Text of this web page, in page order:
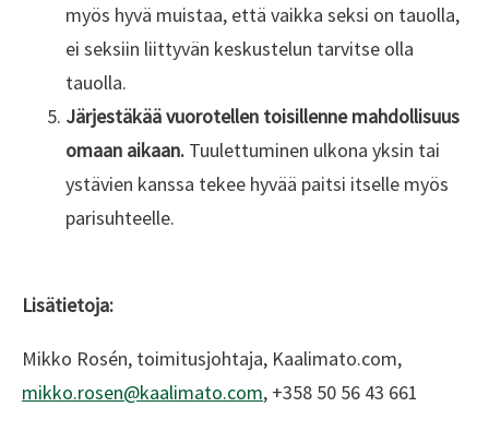
myös hyvä muistaa, että vaikka seksi on tauolla,
ei seksiin liittyvän keskustelun tarvitse olla
tauolla.
Järjestäkää vuorotellen toisillenne mahdollisuus
omaan aikaan. Tuulettuminen ulkona yksin tai
ystävien kanssa tekee hyvää paitsi itselle myös
parisuhteelle.
Lisätietoja:
Mikko Rosén, toimitusjohtaja, Kaalimato.com,
mikko.rosen@kaalimato.com, +358 50 56 43 661